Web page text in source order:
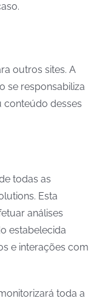
outros sites. A
se responsabiliza
conteúdo desses
todas as
Esta
análises
estabelecida
e interações com
toda a